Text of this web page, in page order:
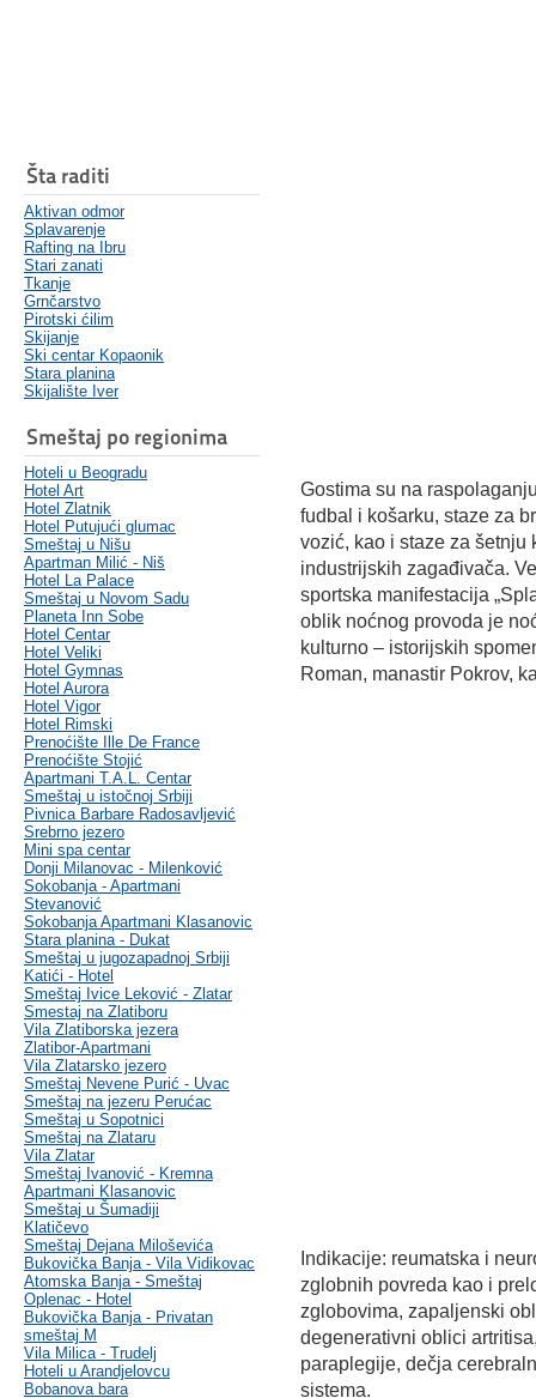
Šta raditi
Aktivan odmor
Splavarenje
Rafting na Ibru
Stari zanati
Tkanje
Grnčarstvo
Pirotski ćilim
Skijanje
Ski centar Kopaonik
Stara planina
Skijalište Iver
Smeštaj po regionima
Hoteli u Beogradu
Hotel Art
Hotel Zlatnik
Hotel Putujući glumac
Smeštaj u Nišu
Apartman Milić - Niš
Hotel La Palace
Smeštaj u Novom Sadu
Planeta Inn Sobe
Hotel Centar
Hotel Veliki
Hotel Gymnas
Hotel Aurora
Hotel Vigor
Hotel Rimski
Prenoćište Ille De France
Prenoćište Stojić
Apartmani T.A.L. Centar
Smeštaj u istočnoj Srbiji
Pivnica Barbare Radosavljević
Srebrno jezero
Mini spa centar
Donji Milanovac - Milenković
Sokobanja - Apartmani
Stevanović
Sokobanja Apartmani Klasanovic
Stara planina - Dukat
Smeštaj u jugozapadnoj Srbiji
Katići - Hotel
Smeštaj Ivice Leković - Zlatar
Smestaj na Zlatiboru
Vila Zlatiborska jezera
Zlatibor-Apartmani
Vila Zlatarsko jezero
Smeštaj Nevene Purić - Uvac
Smeštaj na jezeru Perućac
Smeštaj u Sopotnici
Smeštaj na Zlataru
Vila Zlatar
Smeštaj Ivanović - Kremna
Apartmani Klasanovic
Smeštaj u Šumadiji
Klatičevo
Smeštaj Dejana Miloševića
Bukovička Banja - Vila Vidikovac
Atomska Banja - Smeštaj
Oplenac - Hotel
Bukovička Banja - Privatan
smeštaj M
Vila Milica - Trudelj
Hoteli u Arandjelovcu
Bobanova bara
Gostima su na
fudbal i košarku, staze za
vozić, kao i staze za šetnju
industrijskih zagađivača.
sportska manifestacija
oblik noćnog provoda je
kulturno – istorijskih
Roman, manastir Pokrov,
Indikacije: reumatska i
zglobnih povreda kao i
zglobovima, zapaljenski
degenerativni oblici
paraplegije, dečja
sistema.